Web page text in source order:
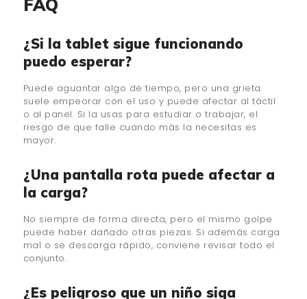
FAQ
¿Si la tablet sigue funcionando
puedo esperar?
Puede aguantar algo de tiempo, pero una grieta
suele empeorar con el uso y puede afectar al táctil
o al panel. Si la usas para estudiar o trabajar, el
riesgo de que falle cuando más la necesitas es
mayor.
¿Una pantalla rota puede afectar a
la carga?
No siempre de forma directa, pero el mismo golpe
puede haber dañado otras piezas. Si además carga
mal o se descarga rápido, conviene revisar todo el
conjunto.
¿Es peligroso que un niño siga